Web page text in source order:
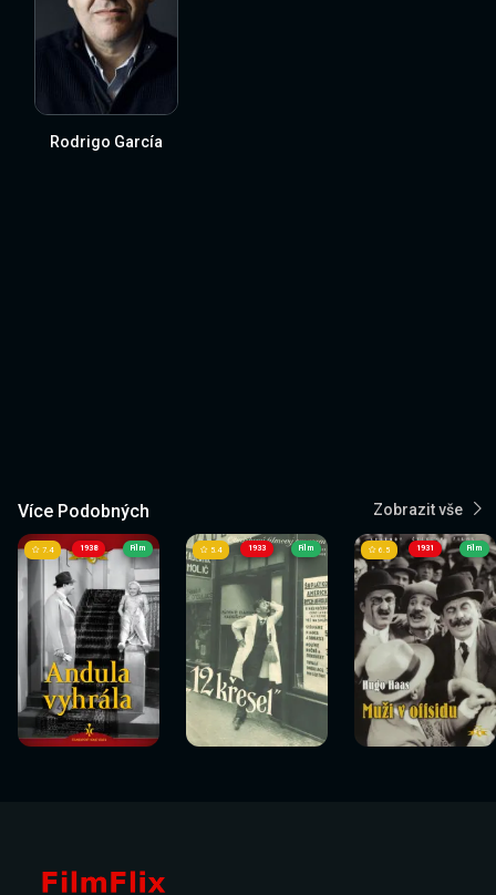
Rodrigo García
Více Podobných Zobrazit vše
1938
Sledovat
nyní
7.4 Film
Sledovat
nyní
1933
Sledovat
nyní
5.4 Film
Sledovat
nyní
1931
Sledovat
nyní
6.5 Film
Sledovat